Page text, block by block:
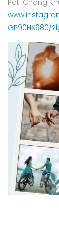
Pdt. Chang
GP90HX980/